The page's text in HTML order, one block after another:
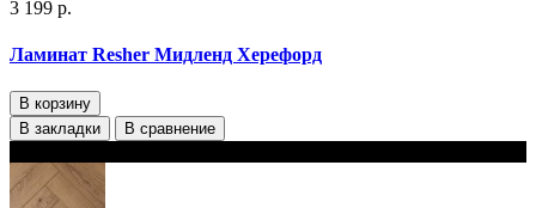
3 199 р.
Ламинат Resher Мидленд Херефорд
В корзину
В закладки
В сравнение